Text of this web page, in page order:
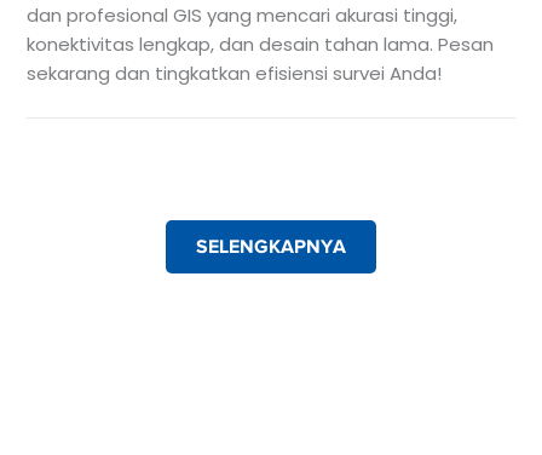
dan profesional GIS yang mencari akurasi tinggi,
konektivitas lengkap, dan desain tahan lama. Pesan
sekarang dan tingkatkan efisiensi survei Anda!
SELENGKAPNYA